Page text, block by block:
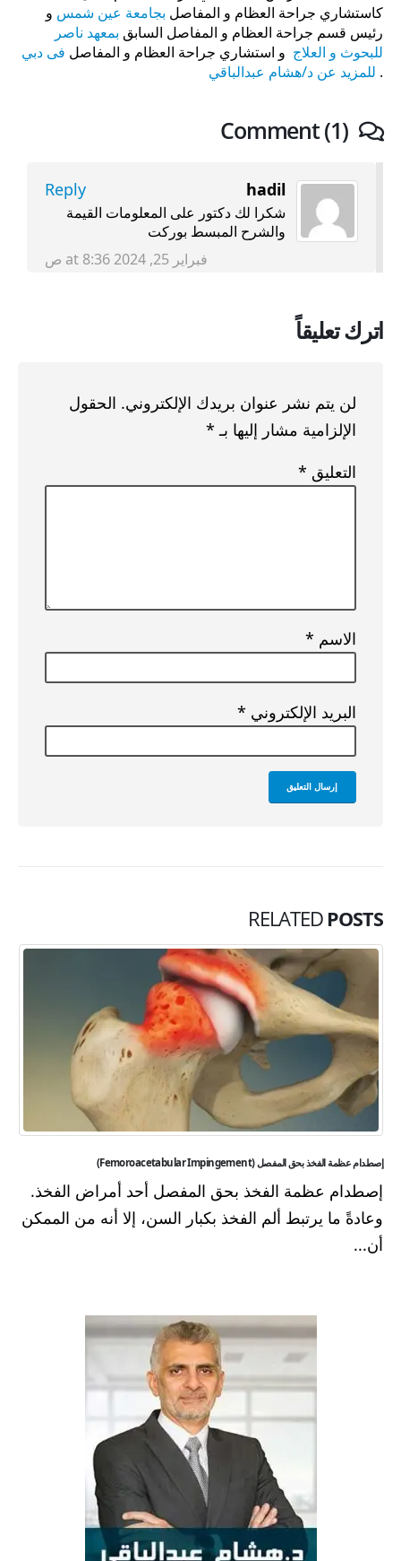
كاستشاري جراحة العظام و المفاصل بجامعة عين شمس و
رئيس قسم جراحة العظام و المفاصل السابق بمعهد ناصر
للبحوث و العلاج و استشاري جراحة العظام و المفاصل فى دبي
. للمزيد عن د/هشام عبدالباقي
Comment (1)
hadil
Reply
شكرا لك دكتور على المعلومات القيمة
والشرح المبسط بوركت
فبراير 25, 2024 at 8:36 ص
اترك تعليقاً
لن يتم نشر عنوان بريدك الإلكتروني. الحقول
الإلزامية مشار إليها بـ *
التعليق *
الاسم *
البريد الإلكتروني *
RELATED POSTS
إصطدام عظمة الفخذ بحق المفصل (Femoroacetabular Impingement)
إصطدام عظمة الفخذ بحق المفصل أحد أمراض الفخذ.
وعادةً ما يرتبط ألم الفخذ بكبار السن، إلا أنه من الممكن
أن...